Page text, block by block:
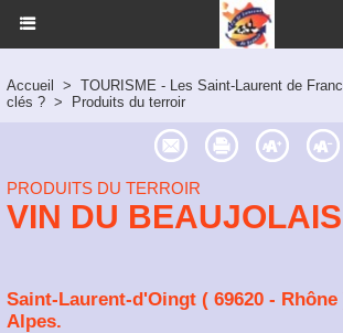
Accueil > TOURISME - Les Saint-Laurent de
clés ? > Produits du terroir
PRODUITS DU TERROIR
VIN DU
Saint-Laurent-d'Oingt ( 69620 -
Alpes.